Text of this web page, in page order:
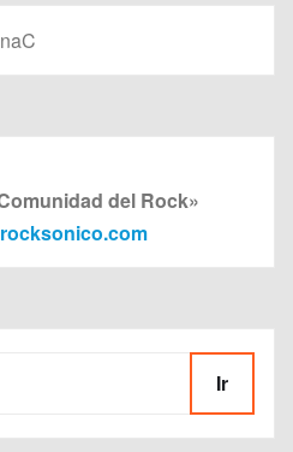
del Rock»
Ir